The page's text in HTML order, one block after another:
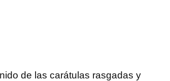
de las carátulas rasgadas y